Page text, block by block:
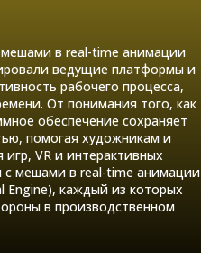
в real-time анимации
ведущие платформы и
рабочего процесса,
От понимания того, как
обеспечение сохраняет
помогая художникам и
VR и интерактивных
с мешами в real-time анимации
Engine), каждый из которых
в производственном